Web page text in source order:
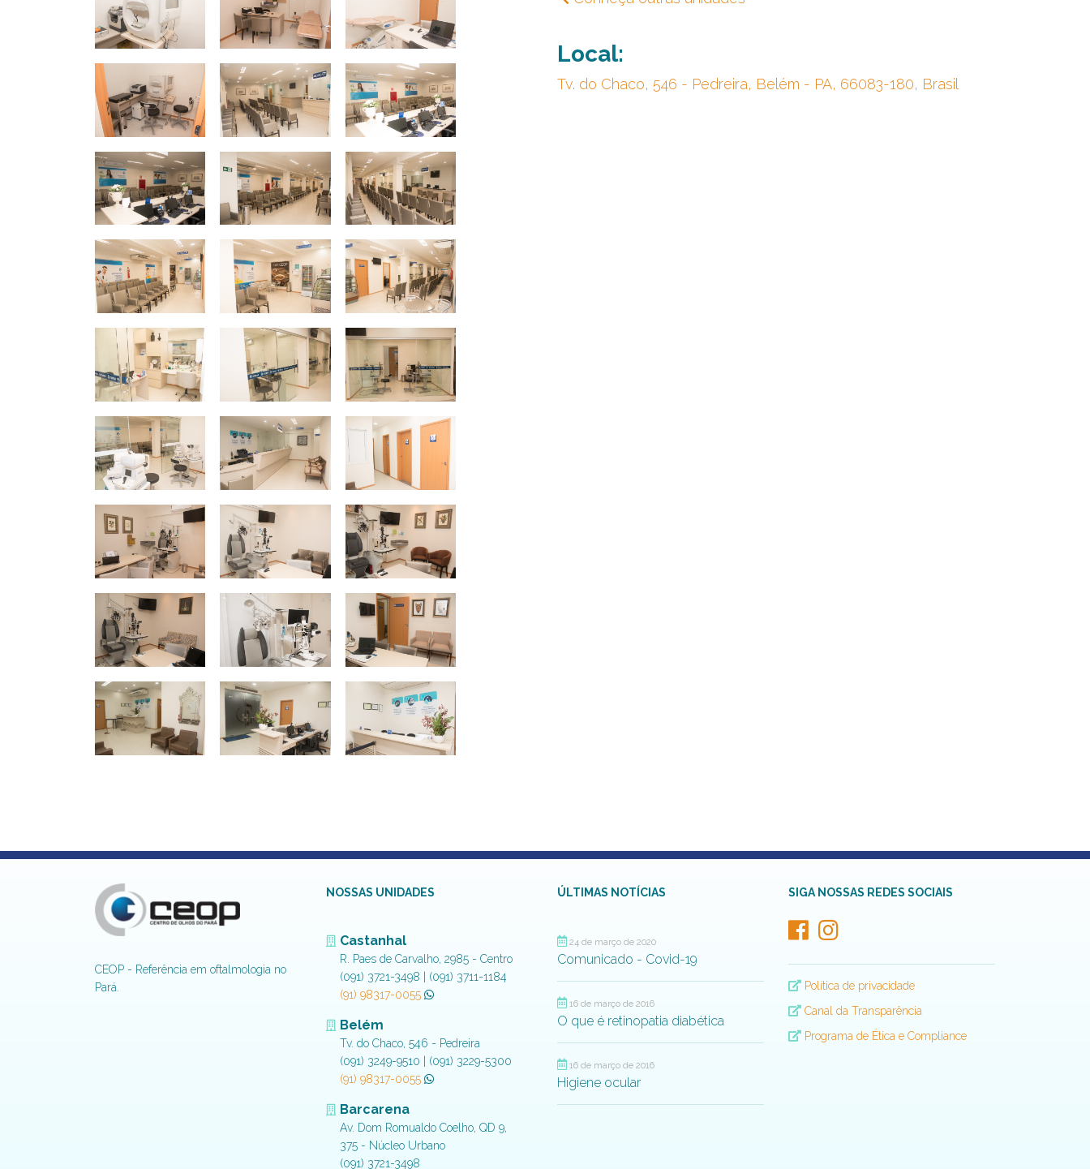
Local:
Tv. do Chaco, 546 - Pedreira, Belém - PA, 66083-180, Brasil
CEOP - Referência em oftalmologia no
Pará.
NOSSAS UNIDADES
Castanhal
R. Paes de Carvalho, 2985 - Centro
(091) 3721-3498 | (091) 3711-1184
(91) 98317-0055
Belém
Tv. do Chaco, 546 - Pedreira
(091) 3249-9510 | (091) 3229-5300
(91) 98317-0055
Barcarena
Av. Dom Romualdo Coelho, QD 9,
375 - Núcleo Urbano
(091) 3721-3498
ÚLTIMAS NOTÍCIAS
24 de março de 2020
Comunicado - Covid-19
16 de março de 2016
O que é retinopatia diabética
16 de março de 2016
Higiene ocular
SIGA NOSSAS REDES SOCIAIS
Política de privacidade
Canal da Transparência
Programa de Ética e Compliance